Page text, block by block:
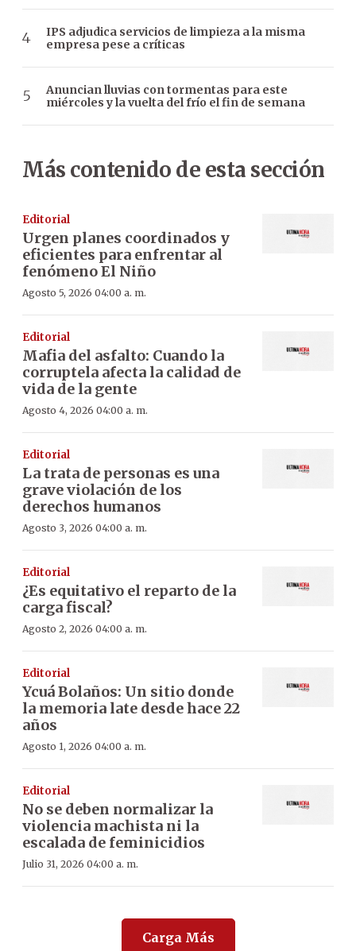
IPS adjudica servicios de limpieza a la misma
empresa pese a críticas
Anuncian lluvias con tormentas para este
miércoles y la vuelta del frío el fin de semana
Más contenido de esta sección
Editorial
Urgen planes coordinados y
eficientes para enfrentar al
fenómeno El Niño
Agosto 5, 2026 04:00 a. m.
Editorial
Mafia del asfalto: Cuando la
corruptela afecta la calidad de
vida de la gente
Agosto 4, 2026 04:00 a. m.
Editorial
La trata de personas es una
grave violación de los
derechos humanos
Agosto 3, 2026 04:00 a. m.
Editorial
¿Es equitativo el reparto de la
carga fiscal?
Agosto 2, 2026 04:00 a. m.
Editorial
Ycuá Bolaños: Un sitio donde
la memoria late desde hace 22
años
Agosto 1, 2026 04:00 a. m.
Editorial
No se deben normalizar la
violencia machista ni la
escalada de feminicidios
Julio 31, 2026 04:00 a. m.
Carga Más